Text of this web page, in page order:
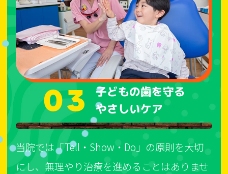
03
子どもの歯を守る
やさしいケア
当院では「Tell・Show・Do」の原則を大切
にし、無理やり治療を進めることはありませ